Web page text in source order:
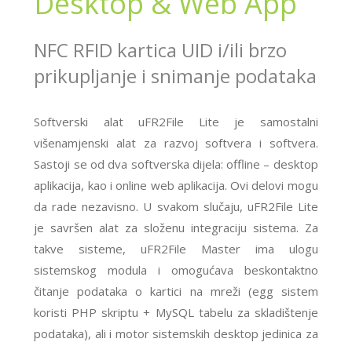
NFC RFID kartica UID i/ili brzo
prikupljanje i snimanje podataka
Softverski alat uFR2File Lite je samostalni
višenamjenski alat za razvoj softvera i softvera.
Sastoji se od dva softverska dijela: offline – desktop
aplikacija, kao i online web aplikacija. Ovi delovi mogu
da rade nezavisno. U svakom slučaju, uFR2File Lite
je savršen alat za složenu integraciju sistema. Za
takve sisteme, uFR2File Master ima ulogu
sistemskog modula i omogućava beskontaktno
čitanje podataka o kartici na mreži (egg sistem
koristi PHP skriptu + MySQL tabelu za skladištenje
podataka), ali i motor sistemskih desktop jedinica za